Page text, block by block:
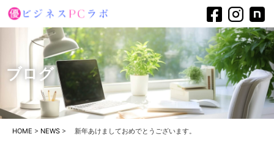
ブログ
HOME > NEWS > 新年あけましておめでとうございます。